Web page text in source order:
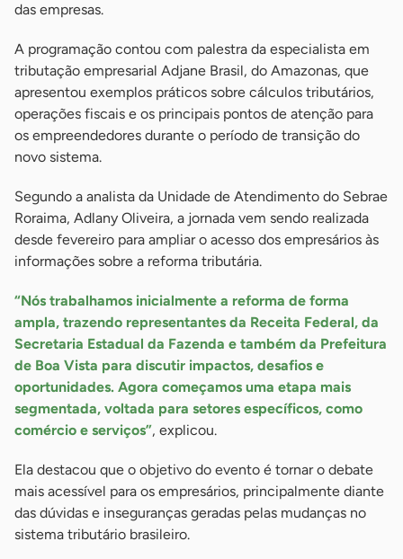
das empresas.
A programação contou com palestra da especialista em
tributação empresarial Adjane Brasil, do Amazonas, que
apresentou exemplos práticos sobre cálculos tributários,
operações fiscais e os principais pontos de atenção para
os empreendedores durante o período de transição do
novo sistema.
Segundo a analista da Unidade de Atendimento do Sebrae
Roraima, Adlany Oliveira, a jornada vem sendo realizada
desde fevereiro para ampliar o acesso dos empresários às
informações sobre a reforma tributária.
“Nós trabalhamos inicialmente a reforma de forma
ampla, trazendo representantes da Receita Federal, da
Secretaria Estadual da Fazenda e também da Prefeitura
de Boa Vista para discutir impactos, desafios e
oportunidades. Agora começamos uma etapa mais
segmentada, voltada para setores específicos, como
comércio e serviços”, explicou.
Ela destacou que o objetivo do evento é tornar o debate
mais acessível para os empresários, principalmente diante
das dúvidas e inseguranças geradas pelas mudanças no
sistema tributário brasileiro.